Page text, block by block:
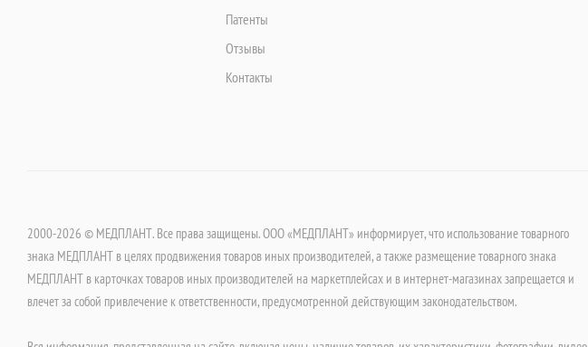
Патенты
Отзывы
Контакты
2000-2026 © МЕДПЛАНТ. Все права защищены. ООО «МЕДПЛАНТ» информирует, что использование товарного
знака МЕДПЛАНТ в целях продвижения товаров иных производителей, а также размещение товарного знака
МЕДПЛАНТ в карточках товаров иных производителей на маркетплейсах и в интернет-магазинах запрещается и
влечет за собой привлечение к ответственности, предусмотренной действующим законодательством.